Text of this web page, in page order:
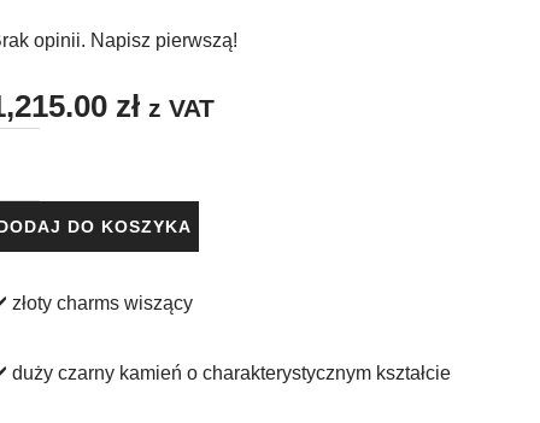
opinii. Napisz pierwszą!
zł z VAT
DO KOSZYKA
złoty charms wiszący
duży czarny kamień o charakterystycznym kształcie